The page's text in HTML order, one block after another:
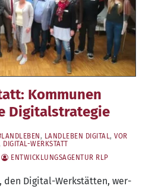
Kommunen
Digitalstrategie
, LANDLEBEN DIGITAL, VOR
DIGITAL-WERKSTATT
ENTWICKLUNGSAGENTUR RLP
den Digi­tal-Werk­stät­ten, wer­